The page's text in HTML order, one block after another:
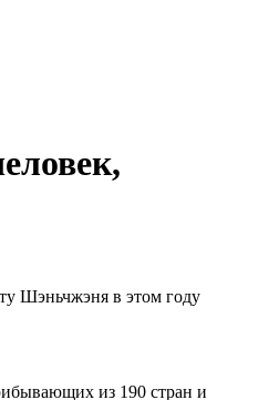
Шэньчжэня в этом году
из 190 стран и